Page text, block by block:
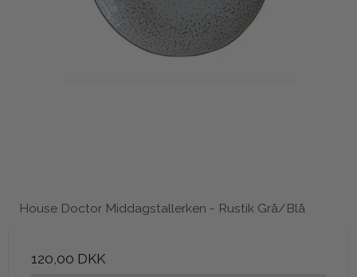
House Doctor Middagstallerken - Rustik Grå/Blå
120,00 DKK